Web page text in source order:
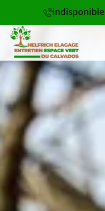
indisponible